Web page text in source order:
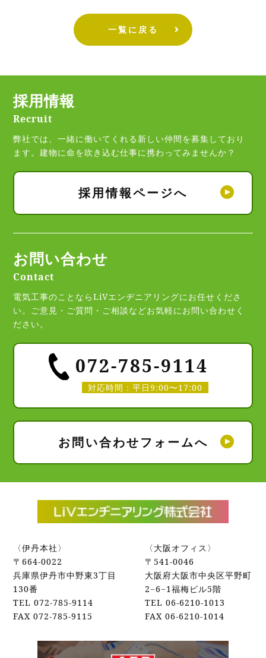
一覧に戻る
採用情報
Recruit
弊社では、一緒に働いてくれる新しい仲間を募集しており
ます。建物に命を吹き込む仕事に携わってみませんか？
採用情報ページへ
お問い合わせ
Contact
電気工事のことならLiVエンヂニアリングにお任せくださ
い。 ご意見・ご質問・ご相談などお気軽にお問い合わせく
ださい。
072‐785‐9114
対応時間：平日9:00〜17:00
お問い合わせフォームへ
〈伊丹本社〉
〒664-0022
兵庫県伊丹市中野東3丁目
130番
TEL 072-785-9114
FAX 072‐785‐9115
〈大阪オフィス〉
〒541-0046
大阪府大阪市中央区平野町
2−6−1福梅ビル5階
TEL 06-6210-1013
FAX 06‐6210‐1014